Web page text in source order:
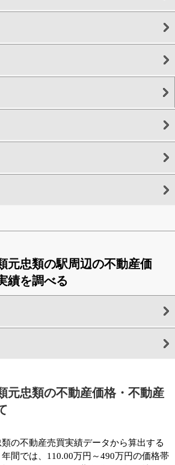
元忠類の駅周辺の不動産価
績を調べる
元忠類の不動産価格・不動産
の不動産売買実績データから算出する
間では、110.00万円～490万円の価格帯